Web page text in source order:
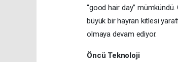
“good hair day”
büyük bir hayran kitlesi
olmaya devam ediyor.
Öncü Teknoloji